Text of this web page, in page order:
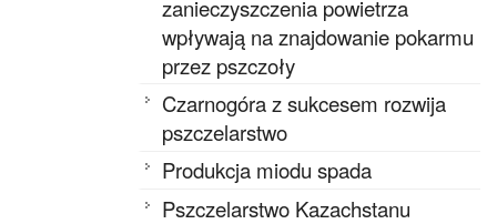
zanieczyszczenia powietrza
wpływają na znajdowanie pokarmu
przez pszczoły
Czarnogóra z sukcesem rozwija
pszczelarstwo
Produkcja miodu spada
Pszczelarstwo Kazachstanu